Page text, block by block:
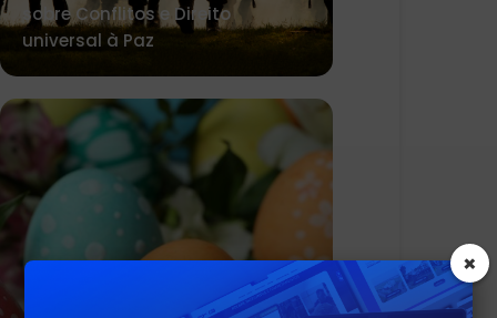
sobre Conflitos e Direito
universal à Paz
×